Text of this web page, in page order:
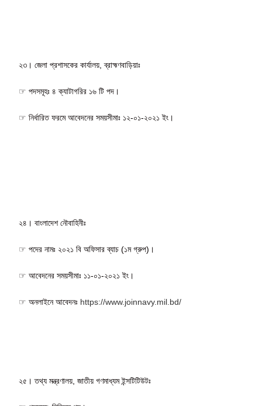
২৩। জেলা প্রশাসকের কার্যালয়, ব্রাহ্মণবাড়িয়াঃ
☞ পদসমূহঃ ৪ ক্যাটাগরির ১৬ টি পদ।
☞ নির্ধারিত ফরমে আবেদনের সময়সীমাঃ ১২-০১-২০২১ ইং।
২৪। বাংলাদেশ নৌবাহিনীঃ
☞ পদের নামঃ ২০২১ বি অফিসার ব্যাচ (১ম গ্রুপ)।
☞ আবেদনের সময়সীমাঃ ১১-০১-২০২১ ইং।
☞ অনলাইনে আবেদনঃ https://www.joinnavy.mil.bd/
২৫। তথ্য মন্ত্রণালয়, জাতীয় গণমাধ্যম ইন্সটিটিউটঃ